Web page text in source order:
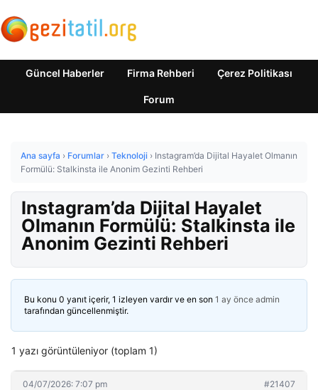
Güncel Haberler Firma Rehberi Çerez Politikası
Forum
Ana sayfa › Forumlar › Teknoloji › Instagram’da Dijital Hayalet Olmanın
Formülü: Stalkinsta ile Anonim Gezinti Rehberi
Instagram’da Dijital Hayalet
Olmanın Formülü: Stalkinsta ile
Anonim Gezinti Rehberi
Bu konu 0 yanıt içerir, 1 izleyen vardır ve en son 1 ay önce admin
tarafından güncellenmiştir.
1 yazı görüntüleniyor (toplam 1)
04/07/2026: 7:07 pm #21407